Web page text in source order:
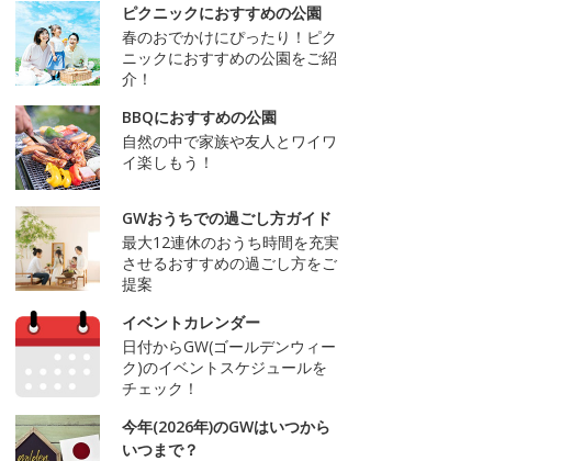
ピクニックにおすすめの公園
春のおでかけにぴったり！ピク
ニックにおすすめの公園をご紹
介！
BBQにおすすめの公園
自然の中で家族や友人とワイワ
イ楽しもう！
GWおうちでの過ごし方ガイド
最大12連休のおうち時間を充実
させるおすすめの過ごし方をご
提案
イベントカレンダー
日付からGW(ゴールデンウィー
ク)のイベントスケジュールを
チェック！
今年(2026年)のGWはいつから
いつまで？